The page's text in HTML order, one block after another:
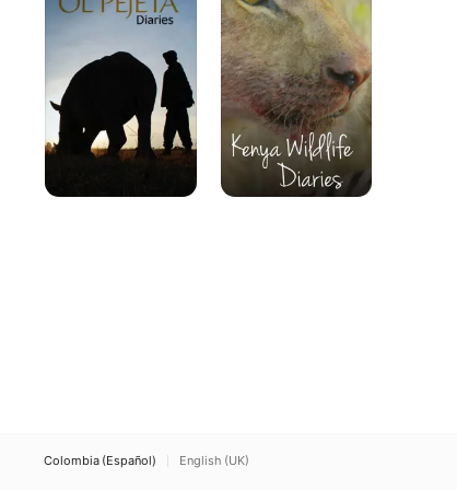
OI
la
vida
silvestre
de
Kenia
Colombia (Español) English (UK)